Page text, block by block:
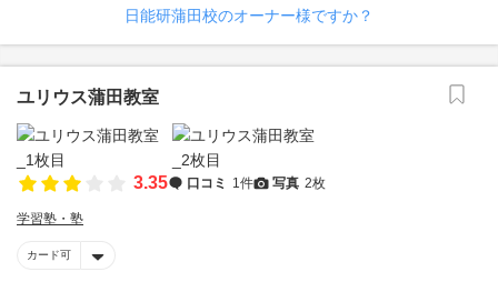
日能研蒲田校のオーナー様ですか？
ユリウス蒲田教室
3.35 口コミ 1件 写真 2枚
学習塾・塾
カード可